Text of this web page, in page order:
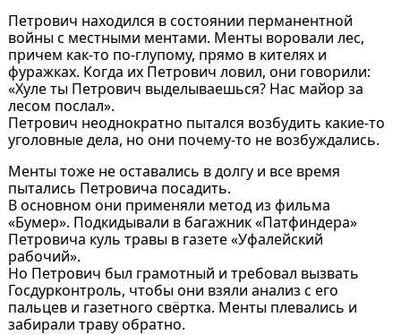
Петрович находился в состоянии перманентной
войны с местными ментами. Менты воровали лес,
причем как-то по-глупому, прямо в кителях и
фуражках. Когда их Петрович ловил, они говорили:
«Хуле ты Петрович выделываешься? Нас майор за
лесом послал».
Петрович неоднократно пытался возбудить какие-то
уголовные дела, но они почему-то не возбуждались.
Менты тоже не оставались в долгу и все время
пытались Петровича посадить.
В основном они применяли метод из фильма
«Бумер». Подкидывали в багажник «Патфиндера»
Петровича куль травы в газете «Уфалейский
рабочий».
Но Петрович был грамотный и требовал вызвать
Госдурконтроль, чтобы они взяли анализ с его
пальцев и газетного свёртка. Менты плевались и
забирали траву обратно.